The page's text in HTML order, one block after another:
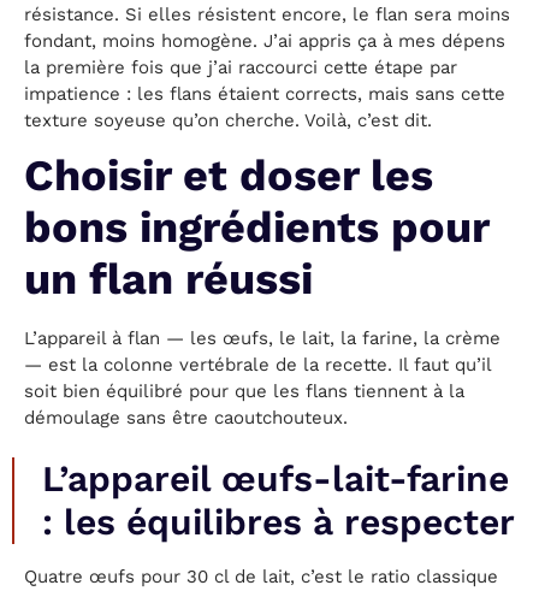
résistance. Si elles résistent encore, le flan sera moins
fondant, moins homogène. J’ai appris ça à mes dépens
la première fois que j’ai raccourci cette étape par
impatience : les flans étaient corrects, mais sans cette
texture soyeuse qu’on cherche. Voilà, c’est dit.
Choisir et doser les
bons ingrédients pour
un flan réussi
L’appareil à flan — les œufs, le lait, la farine, la crème
— est la colonne vertébrale de la recette. Il faut qu’il
soit bien équilibré pour que les flans tiennent à la
démoulage sans être caoutchouteux.
L’appareil œufs-lait-farine
: les équilibres à respecter
Quatre œufs pour 30 cl de lait, c’est le ratio classique